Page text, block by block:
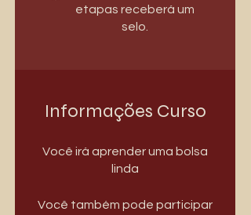
etapas receberá um
selo.
Informações Curso
Você irá aprender uma bolsa
Você também pode participar